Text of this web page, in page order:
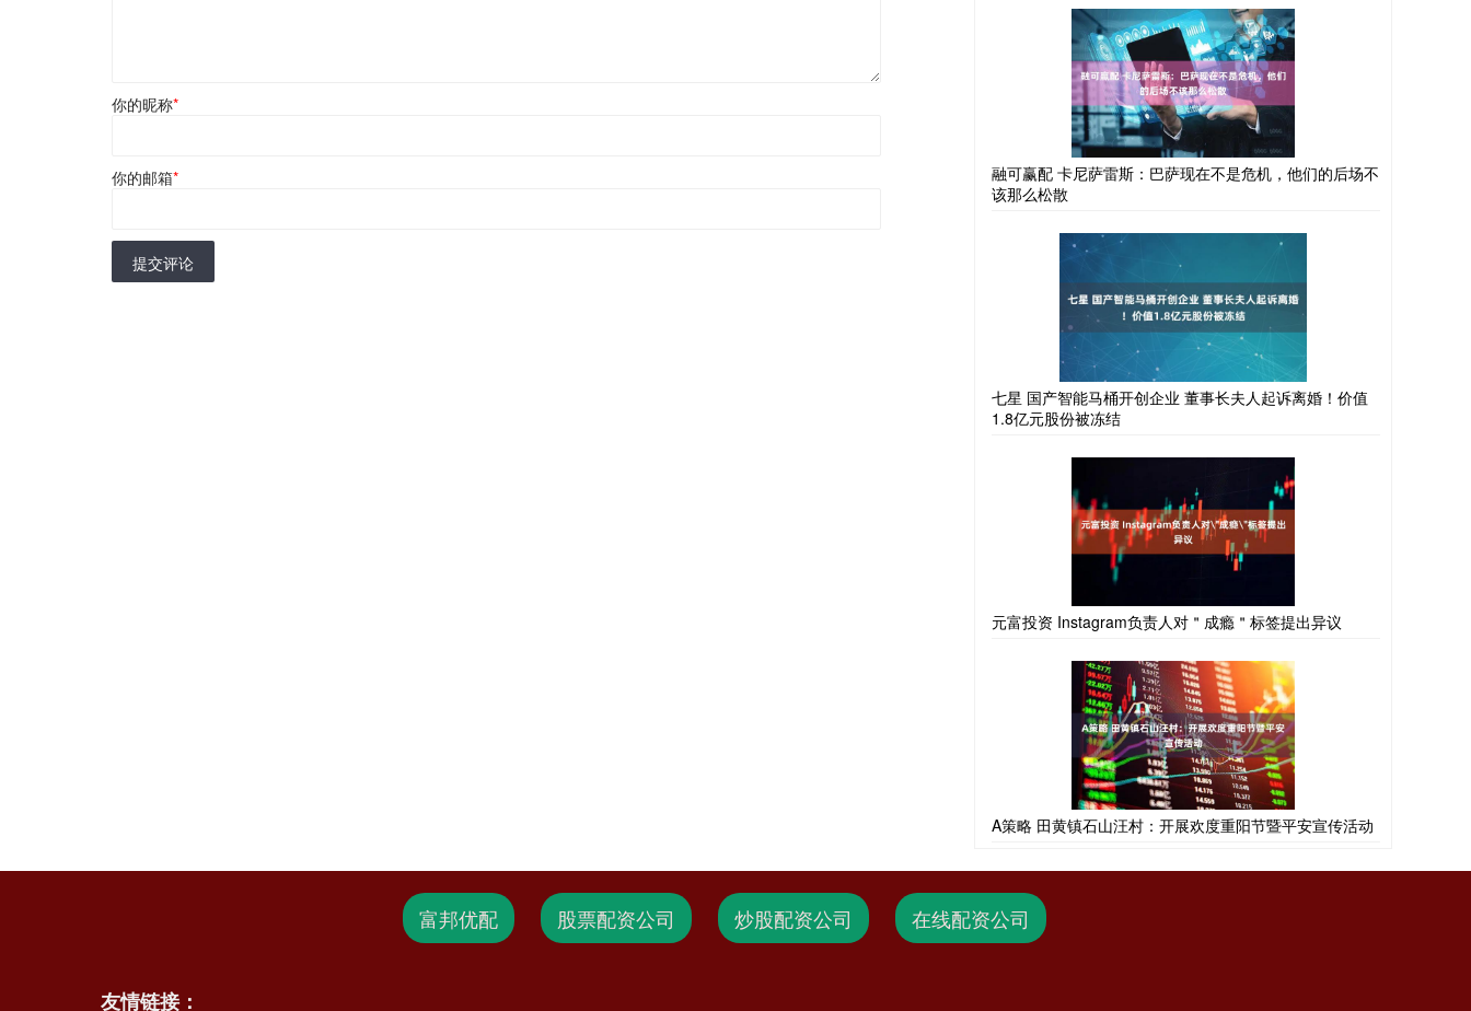
你的昵称*
你的邮箱*
提交评论
融可赢配 卡尼萨雷斯：巴萨现在不是危机，他们的后场不
该那么松散
七星 国产智能马桶开创企业 董事长夫人起诉离婚！价值
1.8亿元股份被冻结
元富投资 Instagram负责人对＂成瘾＂标签提出异议
A策略 田黄镇石山汪村：开展欢度重阳节暨平安宣传活动
富邦优配 股票配资公司 炒股配资公司 在线配资公司
友情链接：